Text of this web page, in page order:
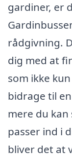
gardiner, er
rådgivning.
dig med at
som ikke
bidrage til
mere du
passer ind i
bliver det at